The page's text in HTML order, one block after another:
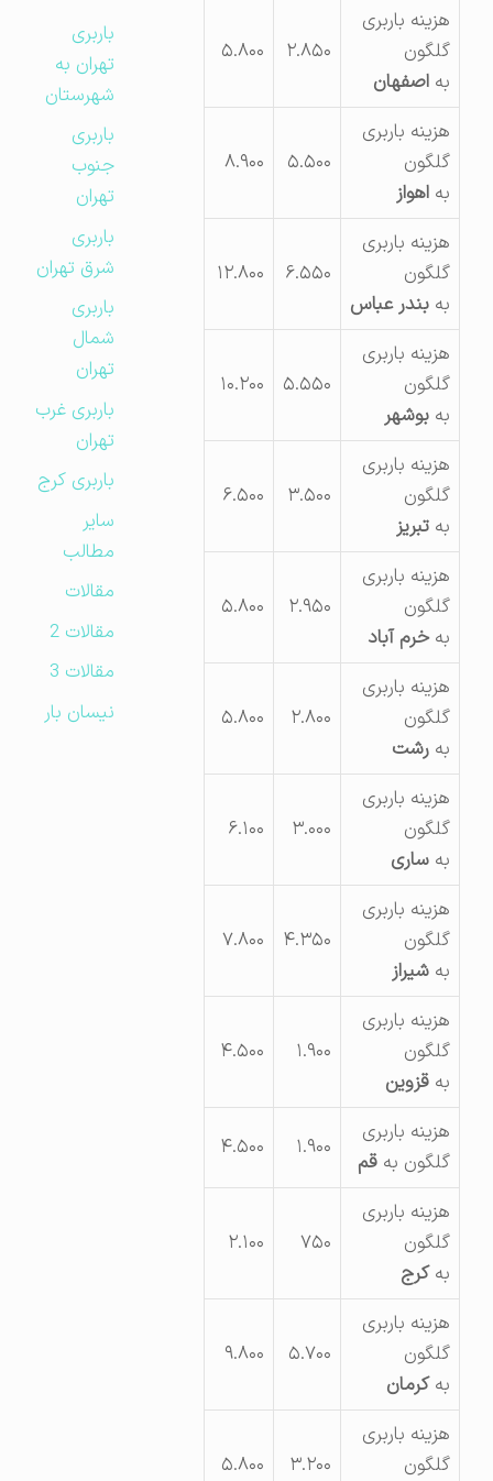
هزینه باربری
گلگون
اصفهان
۲.۸۵۰ ۵.۸۰۰
هزینه باربری
گلگون
اهواز
۵.۵۰۰ ۸.۹۰۰
هزینه باربری
گلگون
بندر عباس
۶.۵۵۰ ۱۲.۸۰۰
هزینه باربری
گلگون
بوشهر
۵.۵۵۰ ۱۰.۲۰۰
هزینه باربری
گلگون
تبریز
۳.۵۰۰ ۶.۵۰۰
هزینه باربری
گلگون
خرم آباد
۲.۹۵۰ ۵.۸۰۰
هزینه باربری
گلگون
رشت
۲.۸۰۰ ۵.۸۰۰
هزینه باربری
گلگون
ساری
۳.۰۰۰ ۶.۱۰۰
هزینه باربری
گلگون
شیراز
۴.۳۵۰ ۷.۸۰۰
هزینه باربری
گلگون
قزوین
۱.۹۰۰ ۴.۵۰۰
هزینه باربری
گلگون بهقم
۱.۹۰۰ ۴.۵۰۰
هزینه باربری
گلگون
کرج
۲.۱۰۰
هزینه باربری
گلگون
کرمان
۵.۷۰۰ ۹.۸۰۰
هزینه باربری
گلگون
۳.۲۰۰ ۵.۸۰۰
باربری
تهران به
شهرستان
باربری
جنوب
تهران
باربری
شرق تهران
باربری
شمال
تهران
باربری غرب
تهران
باربری کرج
مطالب
مقالات
مقالات 2
مقالات 3
نیسان بار